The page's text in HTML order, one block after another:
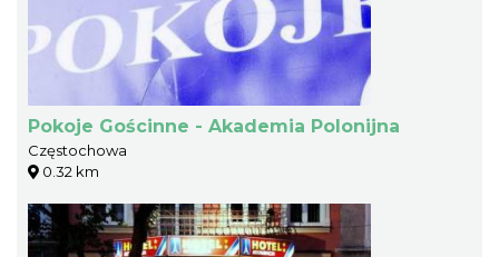
Pokoje Gościnne - Akademia Polonijna
Częstochowa
0.32 km